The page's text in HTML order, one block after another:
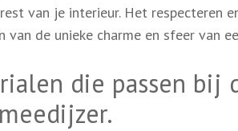
van je interieur. Het respecteren
van de unieke charme en sfeer van
die passen bij